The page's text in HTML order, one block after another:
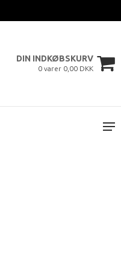
DIN INDKØBSKURV
0 varer 0,00 DKK